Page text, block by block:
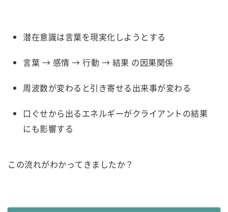
潜在意識は言葉を現実化しようとする
言葉 → 感情 → 行動 → 結果 の因果関係
周波数が変わると引き寄せる出来事が変わる
口ぐせから出るエネルギーがクライアントの結果
にも影響する
この流れがわかってきましたか？